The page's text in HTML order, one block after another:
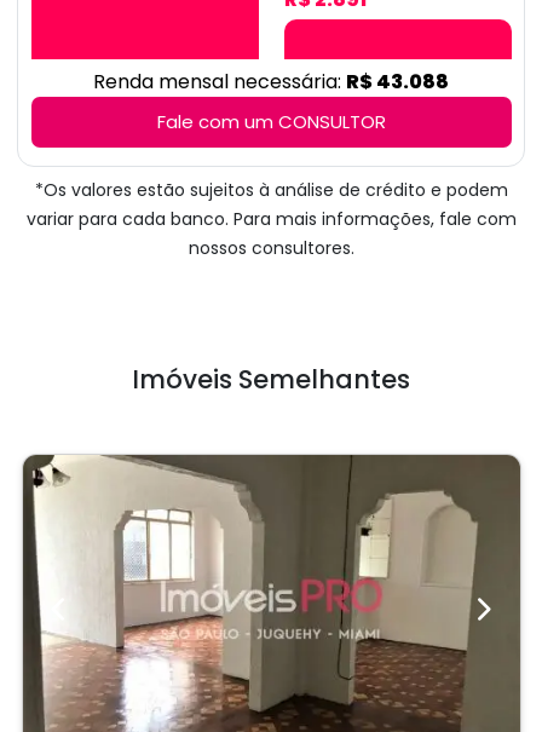
Renda mensal necessária: R$ 43.088
Fale com um CONSULTOR
*Os valores estão sujeitos à análise de crédito e podem
variar para cada banco. Para mais informações, fale com
nossos consultores.
Imóveis Semelhantes
Previous Next